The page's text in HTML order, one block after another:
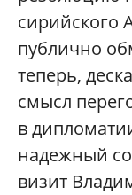
сирийского
публично
теперь,
смысл
в
надежный
визит